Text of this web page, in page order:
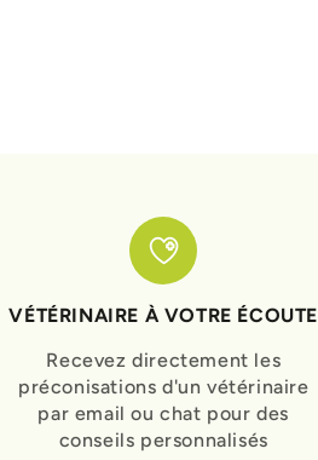
VÉTÉRINAIRE À VOTRE ÉCOUTE
Recevez directement les
préconisations d'un vétérinaire
par email ou chat pour des
conseils personnalisés